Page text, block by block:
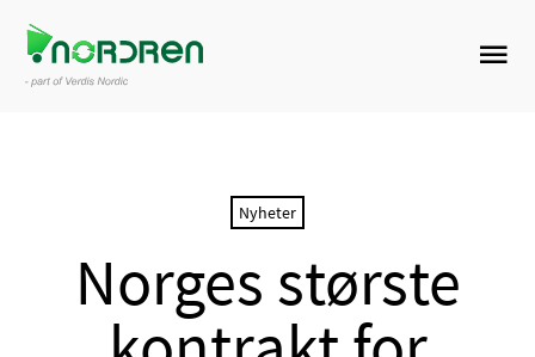
Nyheter
Norges største